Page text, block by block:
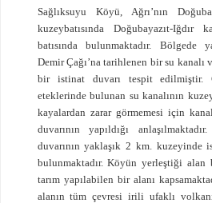
Sağlıksuyu Köyü, Ağrı’nın
kuzeybatısında Doğubayazıt-
batısında bulunmaktadır. Bölgede
Demir Çağı’na tarihlenen bir su kanalı
bir istinat duvarı tespit edilmiştir.
eteklerinde bulunan su kanalının
kayalardan zarar görmemesi için
duvarının yapıldığı
duvarının yaklaşık 2 km. kuzeyinde
bulunmaktadır. Köyün yerleştiği alan
tarım yapılabilen bir alanı
alanın tüm çevresi irili ufaklı